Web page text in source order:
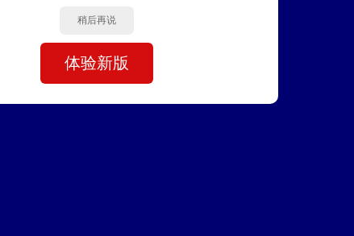
稍后再说
体验新版